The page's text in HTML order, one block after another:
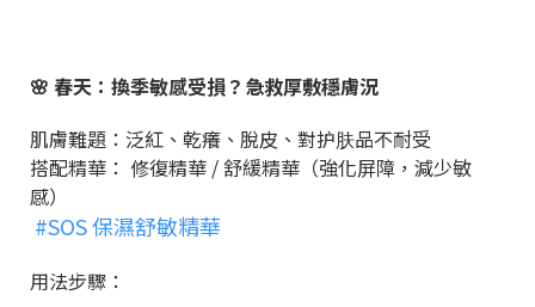
🌸 春天：換季敏感受損？急救厚敷穩膚況
肌膚難題：泛紅、乾癢、脫皮、對护肤品不耐受
搭配精華： 修復精華 /舒緩精華（強化屏障，減少敏
感）
#SOS 保濕舒敏精華
用法步驟：